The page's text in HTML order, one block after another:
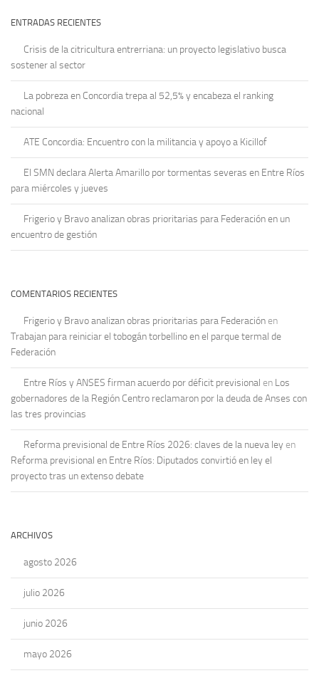
ENTRADAS RECIENTES
Crisis de la citricultura entrerriana: un proyecto legislativo busca
sostener al sector
La pobreza en Concordia trepa al 52,5% y encabeza el ranking
nacional
ATE Concordia: Encuentro con la militancia y apoyo a Kicillof
El SMN declara Alerta Amarillo por tormentas severas en Entre Ríos
para miércoles y jueves
Frigerio y Bravo analizan obras prioritarias para Federación en un
encuentro de gestión
COMENTARIOS RECIENTES
Frigerio y Bravo analizan obras prioritarias para Federación en
Trabajan para reiniciar el tobogán torbellino en el parque termal de
Federación
Entre Ríos y ANSES firman acuerdo por déficit previsional en Los
gobernadores de la Región Centro reclamaron por la deuda de Anses con
las tres provincias
Reforma previsional de Entre Ríos 2026: claves de la nueva ley en
Reforma previsional en Entre Ríos: Diputados convirtió en ley el
proyecto tras un extenso debate
ARCHIVOS
agosto 2026
julio 2026
junio 2026
mayo 2026